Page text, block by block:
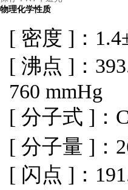
物理化学性质
[ 密度 ]：
[ 沸点 ]：
760 mmHg
[ 分子式 ]：C
[ 分子量 ]：
[ 闪点 ]：